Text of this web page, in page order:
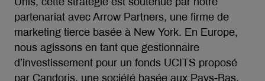
partenariat avec Arrow Partners, une firme de
marketing tierce basée à New York. En Europe,
nous agissons en tant que gestionnaire
d’investissement pour un fonds UCITS proposé
par Candoris, une société basée aux Pays-Bas,